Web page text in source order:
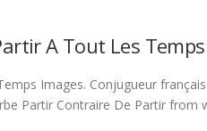
A Tout Les
Images. Conjugueur
Partir Contraire De Partir from